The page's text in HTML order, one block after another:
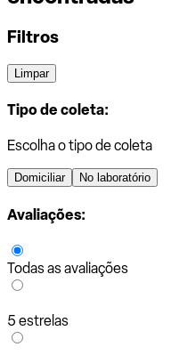
Filtros
Limpar
Tipo de coleta:
Escolha o tipo de coleta
Domiciliar No laboratório
Avaliações:
Todas as avaliações
5 estrelas